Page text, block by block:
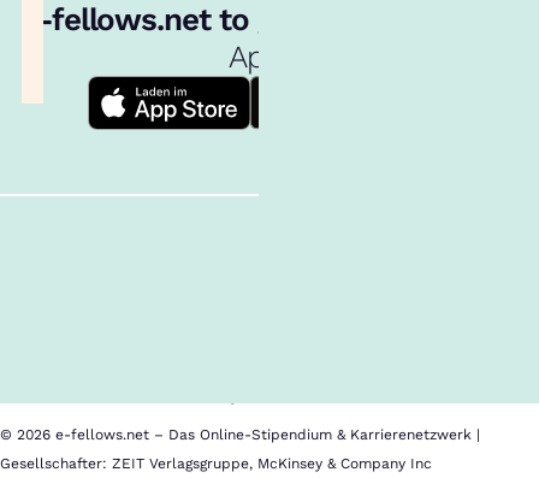
e‑fellows.net to go:
App!
© 2026 e-fellows.net – Das Online-Stipendium & Karrierenetzwerk |
Gesellschafter: ZEIT Verlagsgruppe, McKinsey & Company Inc